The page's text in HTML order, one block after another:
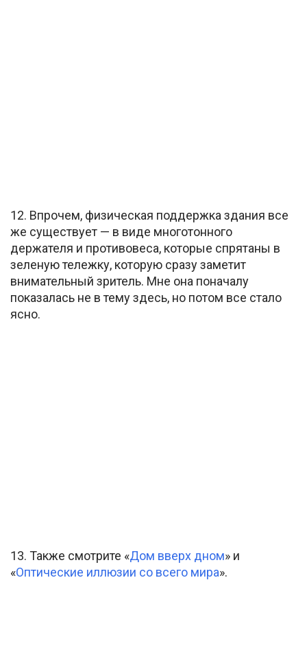
12. Впрочем, физическая поддержка здания все
же существует — в виде многотонного
держателя и противовеса, которые спрятаны в
зеленую тележку, которую сразу заметит
внимательный зритель. Мне она поначалу
показалась не в тему здесь, но потом все стало
ясно.
13. Также смотрите «Дом вверх дном» и
«Оптические иллюзии со всего мира».